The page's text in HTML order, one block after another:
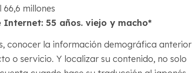
millones
55 años. viejo y macho*
conocer la información demográfica anterior
o servicio. Y localizar su contenido, no solo